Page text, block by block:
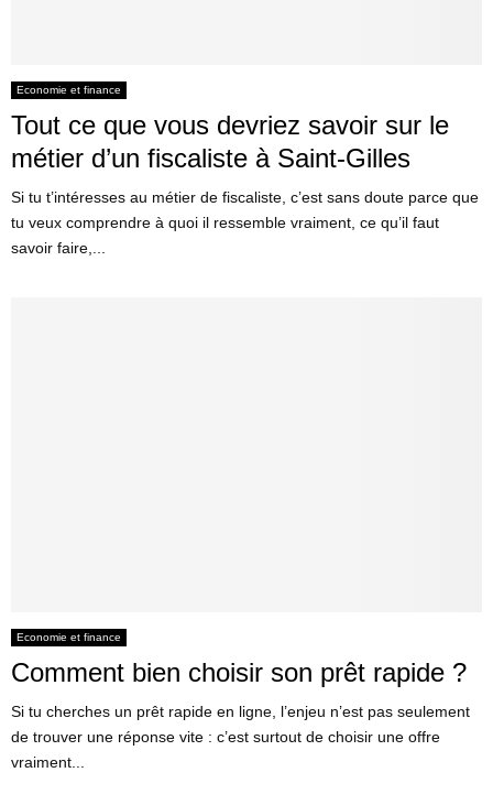
Economie et finance
Tout ce que vous devriez savoir sur le
métier d’un fiscaliste à Saint-Gilles
Si tu t’intéresses au métier de fiscaliste, c’est sans doute parce que
tu veux comprendre à quoi il ressemble vraiment, ce qu’il faut
savoir faire,...
Economie et finance
Comment bien choisir son prêt rapide ?
Si tu cherches un prêt rapide en ligne, l’enjeu n’est pas seulement
de trouver une réponse vite : c’est surtout de choisir une offre
vraiment...